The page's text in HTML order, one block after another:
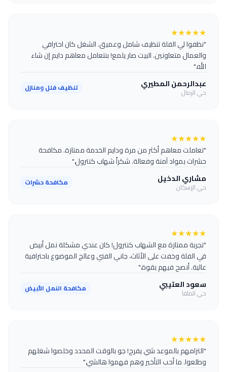
★
★
★
★
★
"نظفوا لي الفلة تنظيف شامل وعميق. الشغل كان احترافي
والعمال متعاونين. البيت صار يلمع! بنتعامل معاهم دايم إن شاء
الله."
عبدالرحمن المطيري
حي الرمال تنظيف فلل ومنازل
★
★
★
★
★
"تعاملت معاهم أكثر من مرة ودايم الخدمة ممتازة. مكافحة
حشرات بمواد آمنة وفعالة. شكراً شهاب كنترول."
مشاري الدخيل
حي الإسكان مكافحة حشرات
★
★
★
★
★
"تجربة ممتازة مع الشهاب كنترول! كان عندي مشكلة نمل أبيض
في الفلة وخفت على الأثاث، جاني الفني وعالج الموضوع باحترافية
عالية. أنصح فيهم بقوة."
سعود العتيبي
حي الملقا مكافحة النمل الأبيض
★
★
★
★
★
"التزامهم بالموعد شي يفرح! جو بالوقت المحدد وخلصوا شغلهم
وطلعوا. ما أحب التأخير وهم فهموا هالشي."